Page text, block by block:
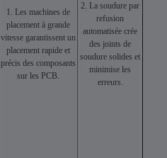
1. Les machines de
placement à grande
vitesse garantissent un
placement rapide et
précis des composants
sur les PCB.
2. La soudure par
refusion
automatisée crée
des joints de
soudure solides et
minimise les
erreurs.